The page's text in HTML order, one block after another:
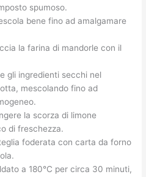
spumoso.
bene fino ad amalgamare
la farina di mandorle con il
gli ingredienti secchi nel
mescolando fino ad
la scorza di limone
di freschezza.
foderata con carta da forno
a 180°C per circa 30 minuti,